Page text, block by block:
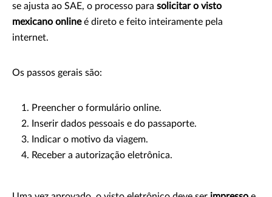
se ajusta ao SAE, o processo para solicitar o visto
mexicano onlineé direto e feito inteiramente pela
internet.
Os passos gerais são:
Preencher o formulário online.
Inserir dados pessoais e do passaporte.
Indicar o motivo da viagem.
Receber a autorização eletrônica.